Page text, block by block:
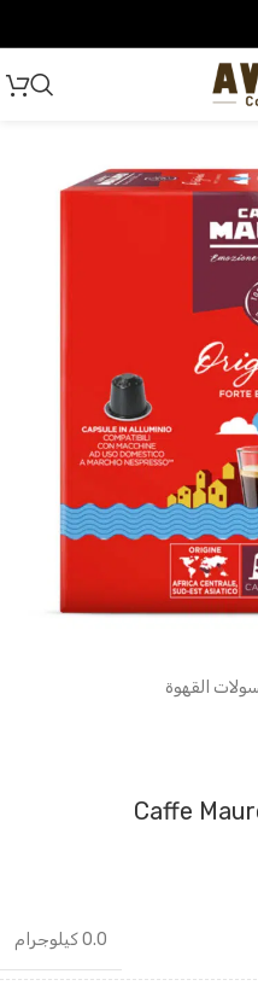
القهوة
Caffe
0.0 كيلوجرام